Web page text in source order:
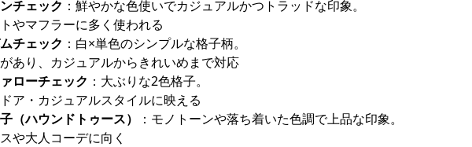
チェック ：鮮やかな色使いでカジュアルかつトラッドな印象。
やマフラーに多く使われる
チェック ：白×単色のシンプルな格子柄。
あり、カジュアルからきれいめまで対応
ローチェック ：大ぶりな2色格子。
ア・カジュアルスタイルに映える
（ハウンドトゥース）
：モノトーンや落ち着いた色調で上品な印象。
や大人コーデに向く